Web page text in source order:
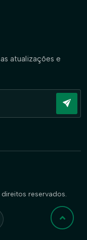
atualizações e
reservados.